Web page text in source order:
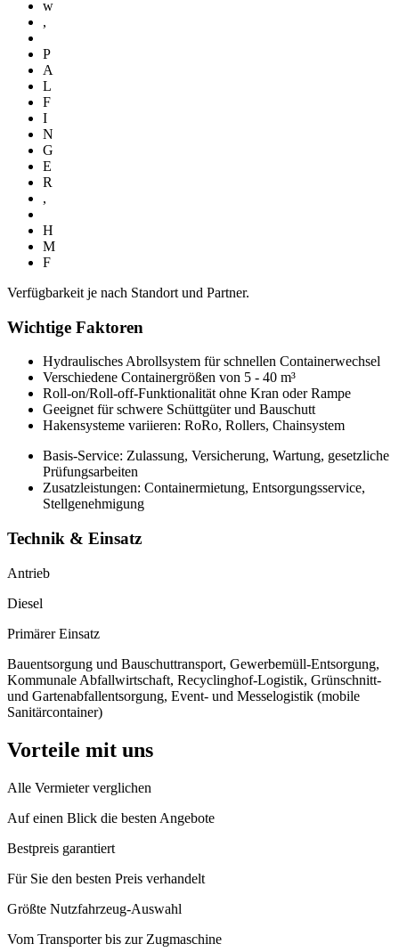
w
,
P
A
L
F
I
N
G
E
R
,
H
M
F
Verfügbarkeit je nach Standort und Partner.
Wichtige Faktoren
Hydraulisches Abrollsystem für schnellen Containerwechsel
Verschiedene Containergrößen von 5 - 40 m³
Roll-on/Roll-off-Funktionalität ohne Kran oder Rampe
Geeignet für schwere Schüttgüter und Bauschutt
Hakensysteme variieren: RoRo, Rollers, Chainsystem
Basis-Service: Zulassung, Versicherung, Wartung, gesetzliche
Prüfungsarbeiten
Zusatzleistungen: Containermietung, Entsorgungsservice,
Stellgenehmigung
Technik & Einsatz
Antrieb
Diesel
Primärer Einsatz
Bauentsorgung und Bauschuttransport, Gewerbemüll-Entsorgung,
Kommunale Abfallwirtschaft, Recyclinghof-Logistik, Grünschnitt-
und Gartenabfallentsorgung, Event- und Messelogistik (mobile
Sanitärcontainer)
Vorteile mit uns
Alle Vermieter verglichen
Auf einen Blick die besten Angebote
Bestpreis garantiert
Für Sie den besten Preis verhandelt
Größte Nutzfahrzeug-Auswahl
Vom Transporter bis zur Zugmaschine